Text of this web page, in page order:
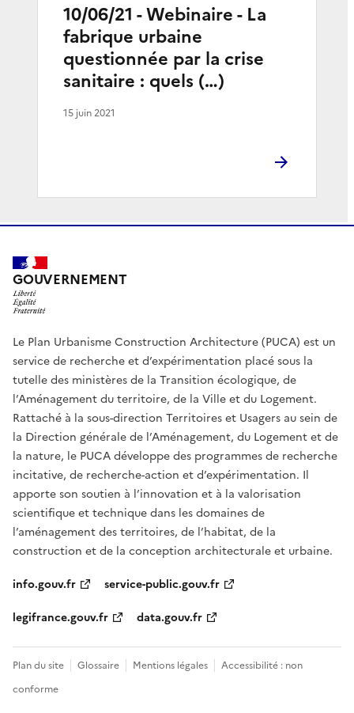
10/06/21 - Webinaire - La
fabrique urbaine
questionnée par la crise
sanitaire : quels (…)
15 juin 2021
GOUVERNEMENT
Le Plan Urbanisme Construction Architecture (PUCA) est un
service de recherche et d’expérimentation placé sous la
tutelle des ministères de la Transition écologique, de
l’Aménagement du territoire, de la Ville et du Logement.
Rattaché à la sous-direction Territoires et Usagers au sein de
la Direction générale de l’Aménagement, du Logement et de
la nature, le PUCA développe des programmes de recherche
incitative, de recherche-action et d’expérimentation. Il
apporte son soutien à l’innovation et à la valorisation
scientifique et technique dans les domaines de
l’aménagement des territoires, de l’habitat, de la
construction et de la conception architecturale et urbaine.
info.gouv.fr
service-public.gouv.fr
legifrance.gouv.fr
data.gouv.fr
Plan du site Glossaire Mentions légales
Accessibilité : non
conforme